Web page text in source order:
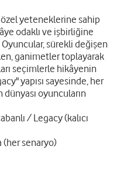
yeteneklerine sahip
odaklı ve işbirliğine
sürekli değişen
ganimetler toplayarak
seçimlerle hikâyenin
yapısı sayesinde, her
dünyası oyuncuların
/ Legacy (kalıcı
(her senaryo)